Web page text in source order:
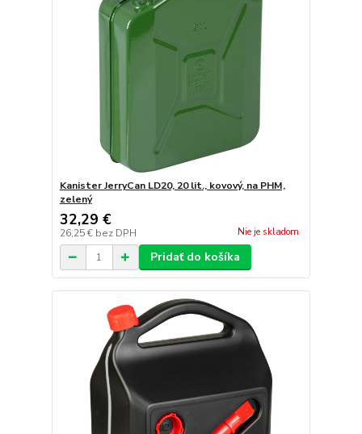
Kanister JerryCan LD20, 20 lit., kovový, na PHM,
zelený
32,29 €
26,25 € bez DPH Nie je skladom
Pridať do košíka